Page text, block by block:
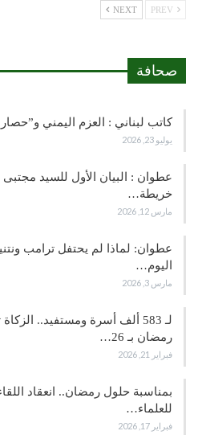
NEXT
صحافة
كاتب لبناني : العزم اليمني
يوليو 23, 2026
عطوان : البيان الأول للسيد مجتبى
خريطة…
مارس 12, 2026
عطوان: لماذا لم يحتفل ترامب
اليوم…
مارس 3, 2026
لـ 583 ألف أسرة ومستفيد..
رمضان بـ 26…
فبراير 21, 2026
بمناسبة حلول رمضان.. انعقاد
للعلماء…
فبراير 17, 2026